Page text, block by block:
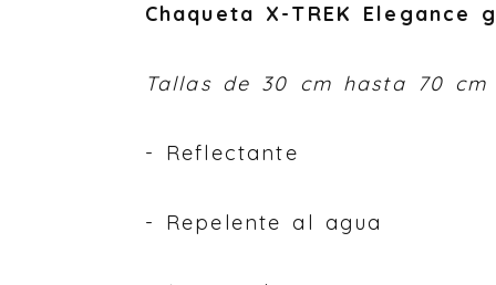
Chaqueta X-TREK Elegance
Tallas de 30 cm hasta 70 cm
- Reflectante
- Repelente al agua